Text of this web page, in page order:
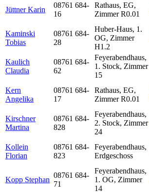
Jüttner Karin
08761 684-
16
Rathaus, EG,
Zimmer R0.01
Kaminski
Tobias
08761 684-
28
Huber-Haus, 1.
OG, Zimmer
H1.2
Kaulich
Claudia
08761 684-
62
Feyerabendhaus,
1. Stock, Zimmer
15
Kern
Angelika
08761 684-
17
Rathaus, EG,
Zimmer R0.01
Kirschner
Martina
08761 684-
828
Feyerabendhaus,
2. Stock, Zimmer
24
Kollein
Florian
08761 684-
823
Feyerabendhaus,
Erdgeschoss
Kopp Stephan
08761 684-
71
Feyerabendhaus,
1. OG, Zimmer
14